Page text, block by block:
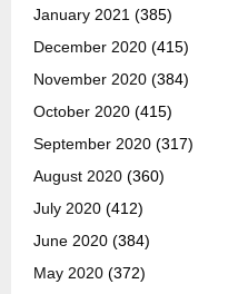
January 2021 (385)
December 2020 (415)
November 2020 (384)
October 2020 (415)
September 2020 (317)
August 2020 (360)
July 2020 (412)
June 2020 (384)
May 2020 (372)